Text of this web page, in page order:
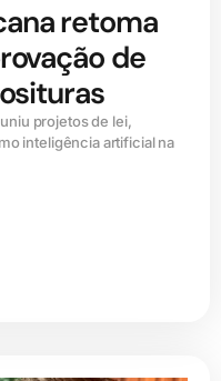
retoma
de
projetos de lei,
inteligência artificial na